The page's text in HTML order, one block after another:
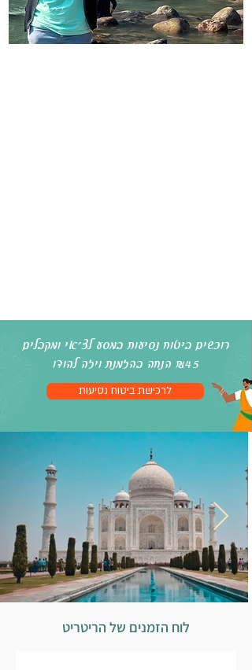
רוכשים ביטוח נסיעות במסע לצ׳אי ומקבלים
₪45 הנחה בהזמנת ויזה להודו
לרכישת ביטוח נסיעות
לוח הזמנים של הריטריט